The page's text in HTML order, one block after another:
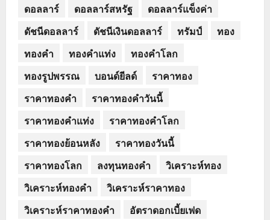
ดอลลาร์
ดอลลาร์สหรัฐ
ดอลลาร์แข็งค่า
ดัชนีดอลลาร์
ดัชนีเงินดอลลาร์ ทรัมป์
ทอง
ทองคำ
ทองคำแท่ง
ทองคำโลก
ทองรูปพรรณ
บอนด์ยีลด์
ราคาทอง
ราคาทองคำ
ราคาทองคำวันนี้
ราคาทองคำแท่ง
ราคาทองคำโลก
ราคาทองย้อนหลัง
ราคาทองวันนี้
ราคาทองโลก
ลงทุนทองคำ
วิเคราะห์ทอง
วิเคราะห์ทองคำ
วิเคราะห์ราคาทอง
วิเคราะห์ราคาทองคำ
อัตราดอกเบี้ยเฟด